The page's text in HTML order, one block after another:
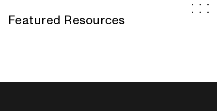
Featured Resources